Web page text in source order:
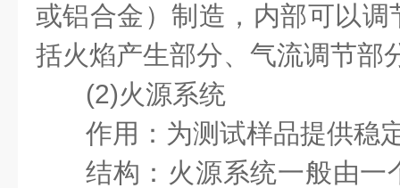
或铝合金）制造，内部可以
括火焰产生部分、气流调节
(2)火源系统
作用：为测试样品提供稳
结构：火源系统一般由一